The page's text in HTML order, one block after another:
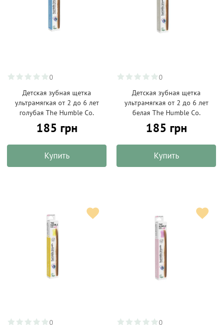
0
Детская зубная щетка
ультрамягкая от 2 до 6 лет
голубая The Humble Co.
185 грн
Купить
0
Детская зубная щетка
ультрамягкая от 2 до 6 лет
белая The Humble Co.
185 грн
Купить
0
0